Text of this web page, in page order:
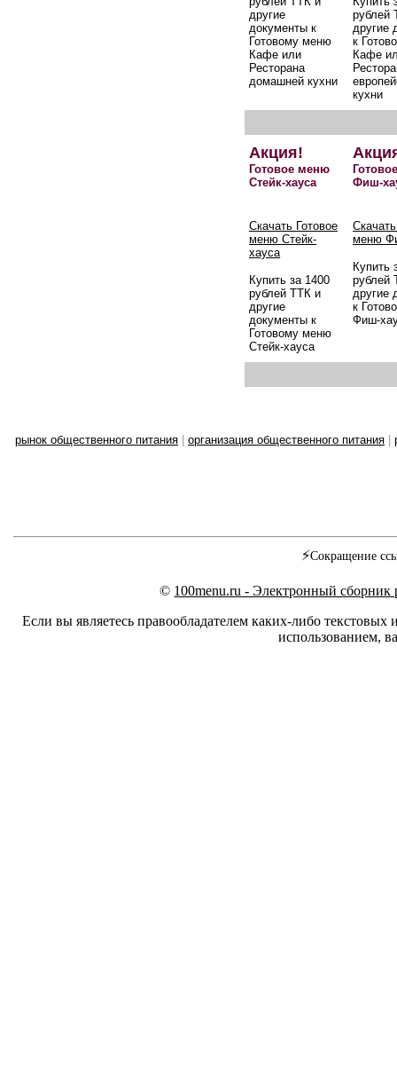
другие
документы к
Готовому меню
Кафе или
Ресторана
домашней кухни
рублей
другие
к
Кафе
кухни
Акция!
Готовое меню
Стейк-хауса
Фиш-
Скачать Готовое
меню Стейк-
хауса
Купить за 1400
рублей ТТК и
другие
документы к
Готовому меню
Стейк-хауса
меню
Купить
рублей
другие
к
Фиш-
рынок общественного питания организация общественного питания
⚡Сокращение
© 100menu.ru - Электронный сборник
Если вы являетесь правообладателем каких-либо
использованием,